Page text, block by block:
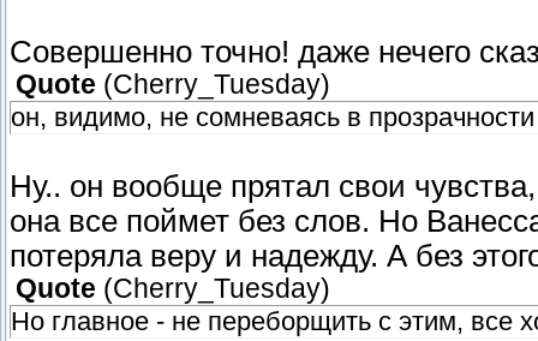
Совершенно точно! даже нечего
Quote (Cherry_Tuesday)
он, видимо, не сомневаясь в
Ну.. он вообще прятал свои
она все поймет без слов. Но
потеряла веру и надежду. А без
Quote (Cherry_Tuesday)
Но главное - не переборщить с этим, все